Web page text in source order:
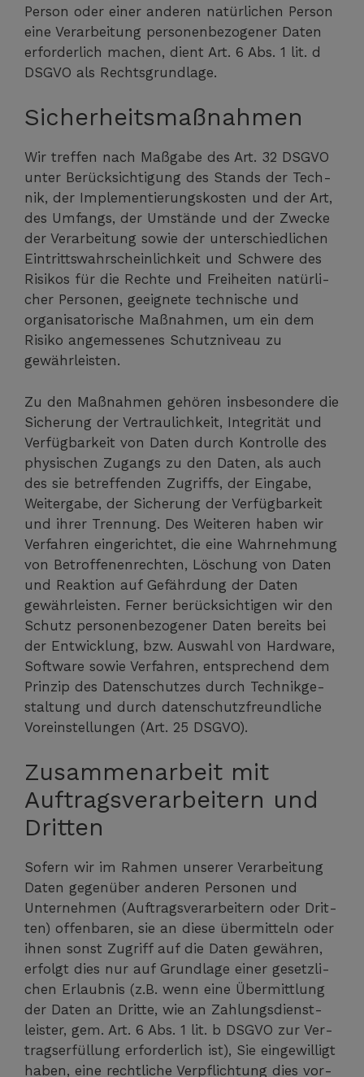
Per­son oder einer ande­ren natür­li­chen Per­son
eine Ver­ar­bei­tung per­so­nen­be­zo­ge­ner Daten
erfor­der­lich machen, dient Art. 6 Abs. 1 lit. d
DSGVO als Rechtsgrundlage.
Sicherheitsmaßnahmen
Wir tref­fen nach Maß­ga­be des Art. 32 DSGVO
unter Berück­sich­ti­gung des Stands der Tech­
nik, der Imple­men­tie­rungs­kos­ten und der Art,
des Umfangs, der Umstän­de und der Zwe­cke
der Ver­ar­bei­tung sowie der unter­schied­li­chen
Ein­tritts­wahr­schein­lich­keit und Schwe­re des
Risi­kos für die Rech­te und Frei­hei­ten natür­li­
cher Per­so­nen, geeig­ne­te tech­ni­sche und
orga­ni­sa­to­ri­sche Maß­nah­men, um ein dem
Risi­ko ange­mes­se­nes Schutz­ni­veau zu
gewährleisten.
Zu den Maß­nah­men gehö­ren ins­be­son­de­re die
Siche­rung der Ver­trau­lich­keit, Inte­gri­tät und
Ver­füg­bar­keit von Daten durch Kon­trol­le des
phy­si­schen Zugangs zu den Daten, als auch
des sie betref­fen­den Zugriffs, der Ein­ga­be,
Wei­ter­ga­be, der Siche­rung der Ver­füg­bar­keit
und ihrer Tren­nung. Des Wei­te­ren haben wir
Ver­fah­ren ein­ge­rich­tet, die eine Wahr­neh­mung
von Betrof­fe­nen­rech­ten, Löschung von Daten
und Reak­ti­on auf Gefähr­dung der Daten
gewähr­leis­ten. Fer­ner berück­sich­ti­gen wir den
Schutz per­so­nen­be­zo­ge­ner Daten bereits bei
der Ent­wick­lung, bzw. Aus­wahl von Hard­ware,
Soft­ware sowie Ver­fah­ren, ent­spre­chend dem
Prin­zip des Daten­schut­zes durch Tech­nik­ge­
stal­tung und durch daten­schutz­freund­li­che
Vor­ein­stel­lun­gen (Art. 25 DSGVO).
Zusammenarbeit mit
Auftragsverarbeitern und
Dritten
Sofern wir im Rah­men unse­rer Ver­ar­bei­tung
Daten gegen­über ande­ren Per­so­nen und
Unter­neh­men (Auf­trags­ver­ar­bei­tern oder Drit­
ten) offen­ba­ren, sie an die­se über­mit­teln oder
ihnen sonst Zugriff auf die Daten gewäh­ren,
erfolgt dies nur auf Grund­la­ge einer gesetz­li­
chen Erlaub­nis (z.B. wenn eine Über­mitt­lung
der Daten an Drit­te, wie an Zah­lungs­dienst­
leis­ter, gem. Art. 6 Abs. 1 lit. b DSGVO zur Ver­
trags­er­fül­lung erfor­der­lich ist), Sie ein­ge­wil­ligt
haben, eine recht­li­che Ver­pflich­tung dies vor­